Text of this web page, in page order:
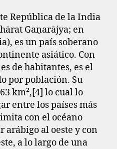
República de la India
Gaṇarājya; en
es un país soberano
asiático. Con
de habitantes, es el
por población. Su
km²,[4]​ lo cual lo
entre los países más
con el océano
arábigo al oeste y con
a lo largo de una